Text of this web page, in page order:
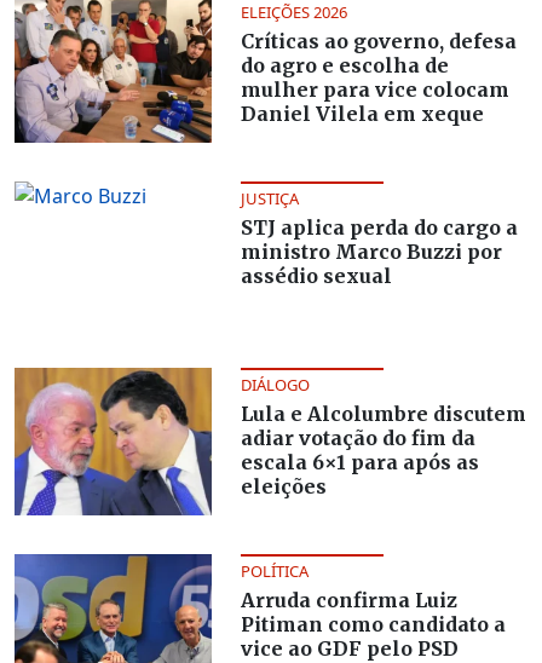
ELEIÇÕES 2026
Críticas ao governo, defesa
do agro e escolha de
mulher para vice colocam
Daniel Vilela em xeque
JUSTIÇA
STJ aplica perda do cargo a
ministro Marco Buzzi por
assédio sexual
DIÁLOGO
Lula e Alcolumbre discutem
adiar votação do fim da
escala 6×1 para após as
eleições
POLÍTICA
Arruda confirma Luiz
Pitiman como candidato a
vice ao GDF pelo PSD